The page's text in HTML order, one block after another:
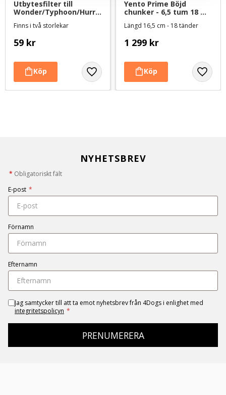
Utbytesfilter till
Wonder/Typhoon/Hurric
ane/Pegase/Cyclone
fön/blaster - reservdel
Finns i två storlekar
59 kr
Yento Prime Böjd
chunker - 6,5 tum 18
Längd 16,5 cm - 18 tänder
1 299 kr
NYHETSBREV
* Obligatoriskt fält
E-post *
Förnamn
Efternamn
Jag samtycker till att ta emot nyhetsbrev från 4Dogs i enlighet med
integritetspolicyn *
PRENUMERERA